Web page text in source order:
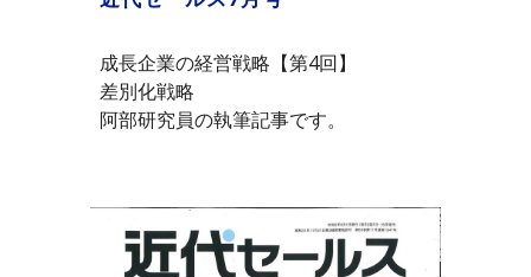
成長企業の経営戦略【第4回】
差別化戦略
阿部研究員の執筆記事です。